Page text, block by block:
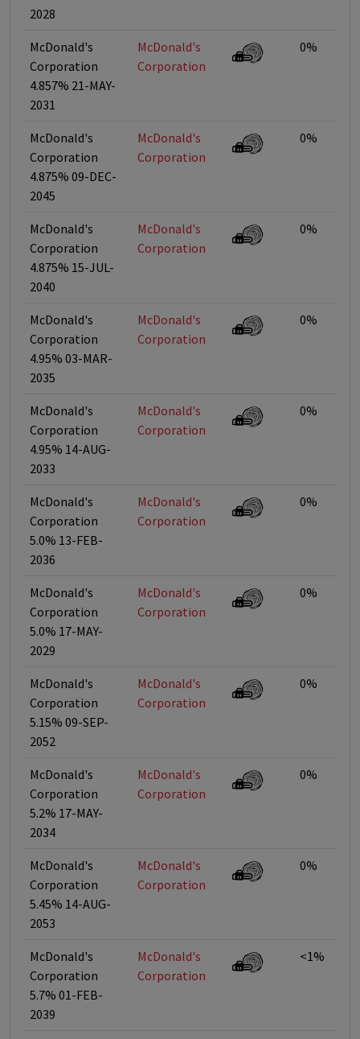
2028
McDonald's
Corporation
4.857% 21-MAY-
2031
McDonald's
Corporation
0%
McDonald's
Corporation
4.875% 09-DEC-
2045
McDonald's
Corporation
0%
McDonald's
Corporation
4.875% 15-JUL-
2040
McDonald's
Corporation
0%
McDonald's
Corporation
4.95% 03-MAR-
2035
McDonald's
Corporation
0%
McDonald's
Corporation
4.95% 14-AUG-
2033
McDonald's
Corporation
0%
McDonald's
Corporation
5.0% 13-FEB-
2036
McDonald's
Corporation
0%
McDonald's
Corporation
5.0% 17-MAY-
2029
McDonald's
Corporation
0%
McDonald's
Corporation
5.15% 09-SEP-
2052
McDonald's
Corporation
0%
McDonald's
Corporation
5.2% 17-MAY-
2034
McDonald's
Corporation
0%
McDonald's
Corporation
5.45% 14-AUG-
2053
McDonald's
Corporation
0%
McDonald's
Corporation
5.7% 01-FEB-
2039
McDonald's
Corporation
<1%